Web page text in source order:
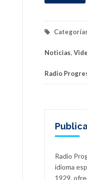
Noticias,
Radio
Radio
idioma
1929,